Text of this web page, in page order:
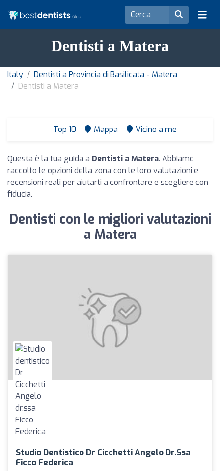
Dentisti a Matera
Italy
Dentisti a Provincia di Basilicata - Matera
Dentisti a Matera
Top 10 Mappa Vicino a me
Questa è la tua guida a Dentisti a Matera. Abbiamo
raccolto le opzioni della zona con le loro valutazioni e
recensioni reali per aiutarti a confrontare e scegliere con
fiducia.
Dentisti con le migliori valutazioni
a Matera
Studio Dentistico Dr Cicchetti Angelo Dr.ssa
Ficco Federica